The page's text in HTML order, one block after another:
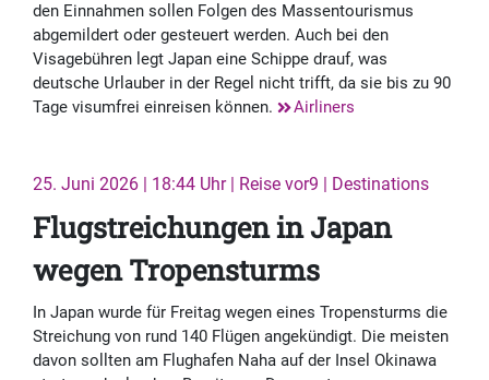
den Einnahmen sollen Folgen des Massentourismus
abgemildert oder gesteuert werden. Auch bei den
Visagebühren legt Japan eine Schippe drauf, was
deutsche Urlauber in der Regel nicht trifft, da sie bis zu 90
Tage visumfrei einreisen können.
Airliners
25. Juni 2026 | 18:44 Uhr | Reise vor9 | Destinations
Flugstreichungen in Japan
wegen Tropensturms
In Japan wurde für Freitag wegen eines Tropensturms die
Streichung von rund 140 Flügen angekündigt. Die meisten
davon sollten am Flughafen Naha auf der Insel Okinawa